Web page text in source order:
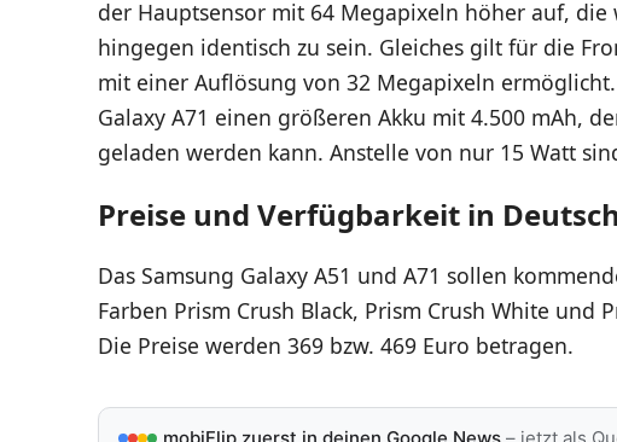
der Hauptsensor mit 64 Megapixeln höher auf, die
hingegen identisch zu sein. Gleiches gilt für die
mit einer Auflösung von 32 Megapixeln
Galaxy A71 einen größeren Akku mit 4.500 mAh,
geladen werden kann. Anstelle von nur 15 Watt
Preise und Verfügbarkeit in
Das Samsung Galaxy A51 und A71 sollen
Farben Prism Crush Black, Prism Crush White und
Die Preise werden 369 bzw. 469 Euro betragen.